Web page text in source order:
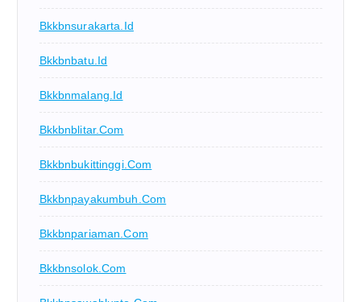
Bkkbnsurakarta.id
Bkkbnbatu.id
Bkkbnmalang.id
Bkkbnblitar.com
Bkkbnbukittinggi.com
Bkkbnpayakumbuh.com
Bkkbnpariaman.com
Bkkbnsolok.com